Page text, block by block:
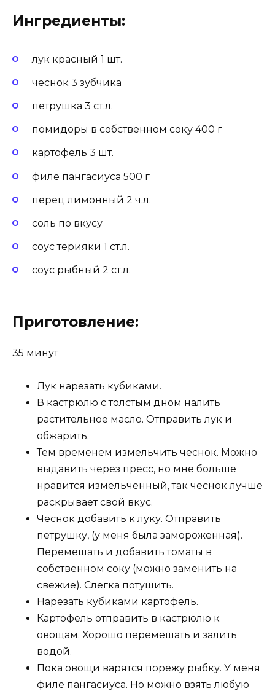
Ингредиенты:
лук красный 1 шт.
чеснок 3 зубчика
петрушка 3 ст.л.
помидоры в собственном соку 400 г
картофель 3 шт.
филе пангасиуса 500 г
перец лимонный 2 ч.л.
соль по вкусу
соус терияки 1 ст.л.
соус рыбный 2 ст.л.
Приготовление:
35 минут
Лук нарезать кубиками.
В кастрюлю с толстым дном налить
растительное масло. Отправить лук и
обжарить.
Тем временем измельчить чеснок. Можно
выдавить через пресс, но мне больше
нравится измельчённый, так чеснок лучше
раскрывает свой вкус.
Чеснок добавить к луку. Отправить
петрушку, (у меня была замороженная).
Перемешать и добавить томаты в
собственном соку (можно заменить на
свежие). Слегка потушить.
Нарезать кубиками картофель.
Картофель отправить в кастрюлю к
овощам. Хорошо перемешать и залить
водой.
Пока овощи варятся порежу рыбку. У меня
филе пангасиуса. Но можно взять любую